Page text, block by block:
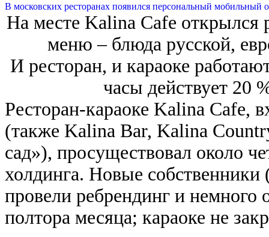
В московских ресторанах появился персональный мобильный
На месте Kalina Сafe
меню ‒ блюда русской,
И ресторан, и караоке
часы действует 20
Ресторан-караоке Kalina Сafe,
(также Kalina Bar, Kalina
сад»), просуществовал около
холдинга. Новые
провели ребрендинг и немного
полтора месяца; караоке не